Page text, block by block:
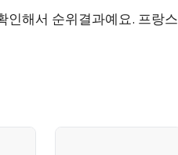
해서 순위결과예요. 프랑